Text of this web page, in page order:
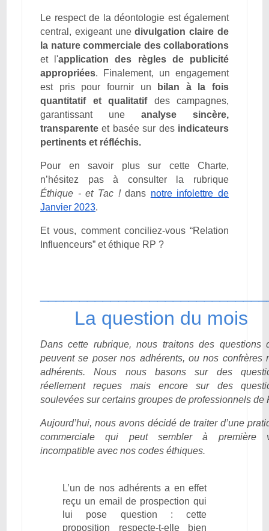
Le respect de la déontologie est également
central, exigeant unedivulgation claire de
la nature commerciale des collaborations
et l'application des règles de publicité
appropriées. Finalement, un engagement
est pris pour fournir un
bilan à la fois
quantitatif et qualitatif des campagnes,
garantissant une analyse sincère,
transparente et basée sur des indicateurs
pertinents et réfléchis.
Pour en savoir plus sur cette Charte,
n’hésitez pas à consulter la rubrique
Éthique - et Tac !dans notre infolettre de
Janvier 2023.
Et vous, comment conciliez-vous “Relation
Influenceurs” et éthique RP ?
La question du mois
Dans cette rubrique, nous traitons des questions
peuvent se poser nos adhérents, ou nos confrères
adhérents. Nous nous basons sur des
réellement reçues mais encore sur des
soulevées sur certains groupes de professionnels de
Aujourd’hui, nous avons décidé de traiter d’une
commerciale qui peut sembler à première
incompatible avec nos codes éthiques.
L’un de nos adhérents a en effet
reçu un email de prospection qui
lui pose question : cette
proposition respecte-t-elle bien